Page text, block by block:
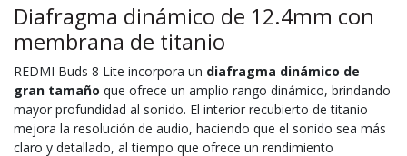
Diafragma dinámico de 12.4mm con
membrana de titanio
REDMI Buds 8 Lite incorpora un diafragma dinámico de
gran tamaño que ofrece un amplio rango dinámico, brindando
mayor profundidad al sonido. El interior recubierto de titanio
mejora la resolución de audio, haciendo que el sonido sea más
claro y detallado, al tiempo que ofrece un rendimiento